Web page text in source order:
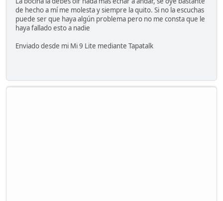
de hecho a mí me molesta y siempre la quito. Si no la escuchas
puede ser que haya algún problema pero no me consta que le
haya fallado esto a nadie
Enviado desde mi Mi 9 Lite mediante Tapatalk